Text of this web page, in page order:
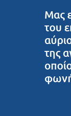
Μας
του
της
φωνή